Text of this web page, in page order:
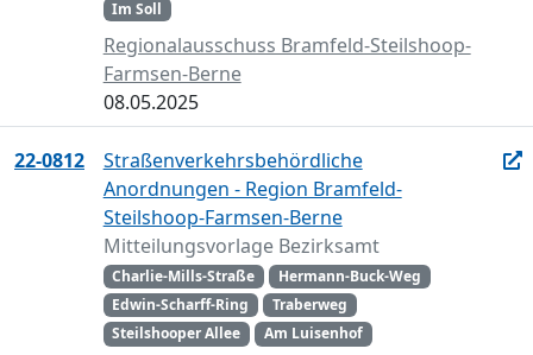
Im Soll
Regionalausschuss Bramfeld-Steilshoop-
Farmsen-Berne
08.05.2025
22-0812
Straßenverkehrsbehördliche
Anordnungen - Region Bramfeld-
Steilshoop-Farmsen-Berne
Mitteilungsvorlage Bezirksamt
Charlie-Mills-Straße
Hermann-Buck-Weg
Edwin-Scharff-Ring
Traberweg
Steilshooper Allee
Am Luisenhof